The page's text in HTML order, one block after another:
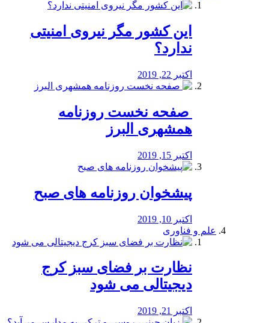
این کشور مگر نیروی امنیتی
ندارد؟
اکتبر 22, 2019
️ صفحه نخست روزنامه‌
همشهری البرز
اکتبر 15, 2019
پیشخوان روزنامه های صبح
اکتبر 10, 2019
علم و فناوری
نظارت بر فضای سبز کرج
دیجیتالی می شود
اکتبر 21, 2019